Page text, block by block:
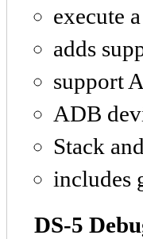
execute
adds
support
ADB
Stack
includes
DS-5